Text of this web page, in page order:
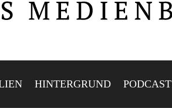
HINTERGRUND PODCAST